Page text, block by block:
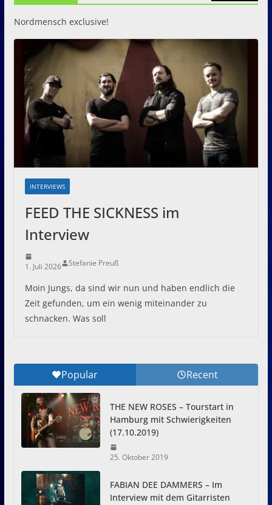
Nordmensch exclusive!
INTERVIEWS
FEED THE SICKNESS im
Interview
1. Juli 2026 Stefanie Preuß
Moin Jungs, da sind wir nun und haben endlich die
Zeit gefunden, um ein wenig miteinander zu
schnacken. Was soll
Popular Recent
THE NEW ROSES – Tourstart in
Hamburg mit Schwierigkeiten
(17.10.2019)
25. Oktober 2019
FABIAN DEE DAMMERS – Im
Interview mit dem Gitarristen